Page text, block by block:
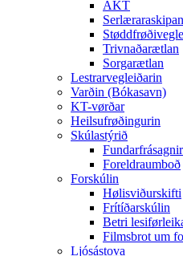
AKT
Trivnaðarætlan
Sorgarætlan
Lestrarvegleiðarin
Varðin (Bókasavn)
KT-vørðar
Heilsufrøðingurin
Skúlastýrið
Fundarfrásagnir
Foreldraumboð
Forskúlin
Hølisviðurskifti
Frítíðarskúlin
Betri
Filmsbrot um
Ljósástova